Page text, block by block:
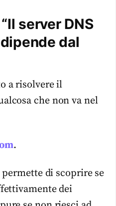
server DNS
dal
a risolvere il
che non va nel
.
di scoprire se
dei